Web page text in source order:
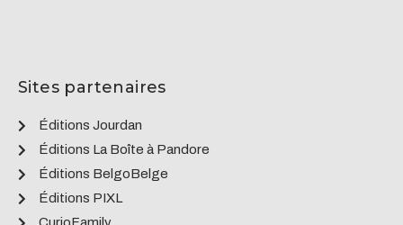
Sites partenaires
Éditions Jourdan
Éditions La Boîte à Pandore
Éditions BelgoBelge
Éditions PIXL